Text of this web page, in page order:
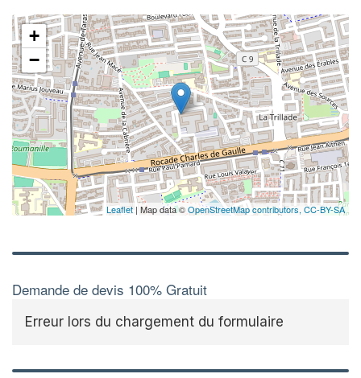
+
−
Leaflet | Map data ©OpenStreetMap contributors, CC-BY-SA
Demande de devis 100% Gratuit
Erreur lors du chargement du formulaire